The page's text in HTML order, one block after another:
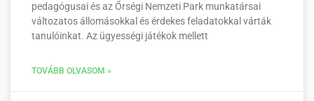
pedagógusai és az Őrségi Nemzeti Park munkatársai
változatos állomásokkal és érdekes feladatokkal várták
tanulóinkat. Az ügyességi játékok mellett
TOVÁBB OLVASOM »